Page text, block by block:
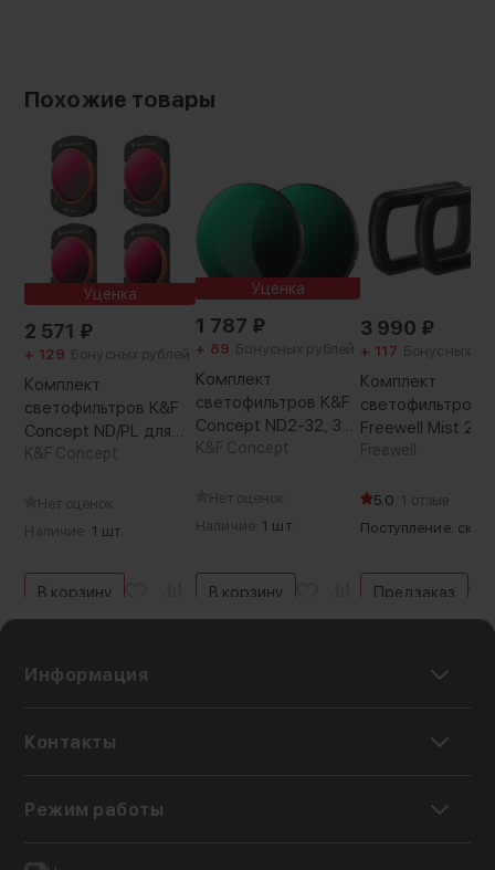
Похожие товары
Уценка
2 571 ₽
+ 129 Бонусных рублей
Комплект
светофильтров K&F
Concept ND/PL для
DJI Osmo Pocket 3
кат.Б)
K&F Concept
Нет оценок
Наличие: 1 шт.
В корзину
Уценка
1 787 ₽
+ 89 Бонусных рублей
Комплект
светофильтров K&F
Concept ND2-32, 32-
512 для DJI Osmo
(2шт) (Уцененный
кат.Б)
K&F Concept
Нет оценок
Наличие: 1 шт.
В корзину
3 990 ₽
+ 117 Бонусных
Комплект
светофильтров
Freewell Mist 2-
для DJI Osmo
Freewell
5.0
1 отзыв
Поступление:
Предзаказ
Информация
Контакты
Режим работы